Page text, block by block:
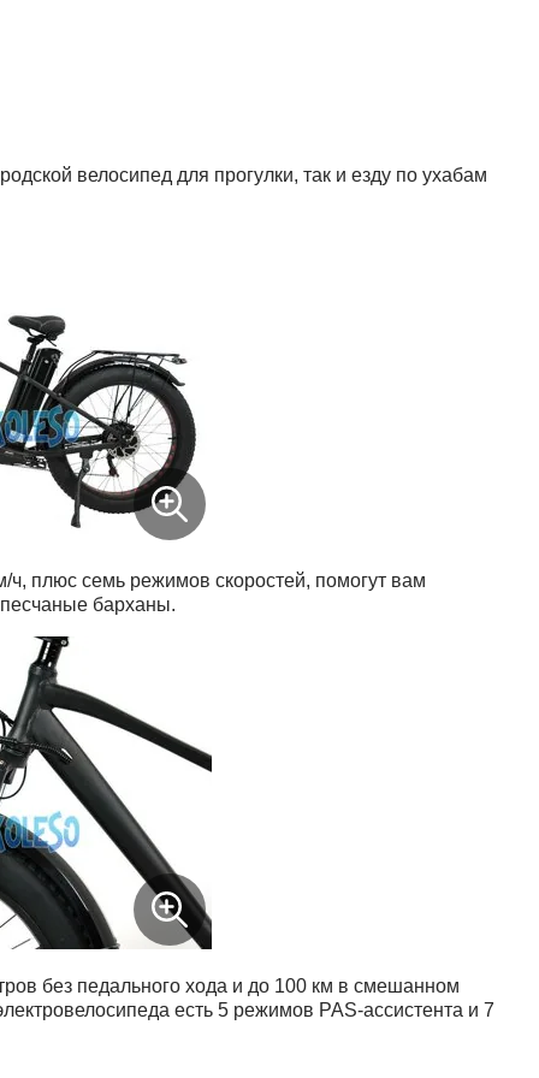
велосипед для прогулки, так и езду по ухабам
ч, плюс семь режимов скоростей, помогут вам
барханы.
без педального хода и до 100 км в смешанном
есть 5 режимов PAS-ассистента и 7